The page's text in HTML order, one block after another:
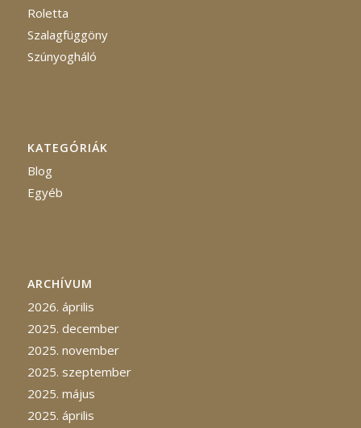
Roletta
Szalagfüggöny
Szúnyogháló
KATEGÓRIÁK
Blog
Egyéb
ARCHÍVUM
2026. április
2025. december
2025. november
2025. szeptember
2025. május
2025. április